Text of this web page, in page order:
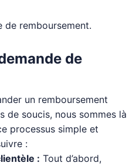
de remboursement.
de
un remboursement
de soucis, nous sommes là
processus simple et
:
: Tout d’abord,